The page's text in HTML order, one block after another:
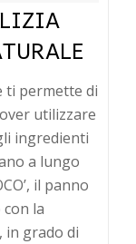
ti permette di
utilizzare
ingredienti
a lungo
il panno
la
in grado di